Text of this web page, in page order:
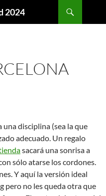
2024
una disciplina (sea la que
adecuado. Un regalo
sacará una sonrisa a
sólo atarse los cordones.
Y aquí la versión ideal
pero no les queda otra que